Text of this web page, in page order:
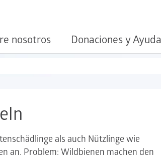
nosotros Donaciones y Ayuda
als auch Nützlinge wie
an. Problem: Wildbienen machen den